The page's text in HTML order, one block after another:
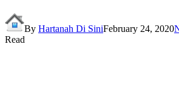
By Hartanah Di SiniFebruary 24, 2020
Read